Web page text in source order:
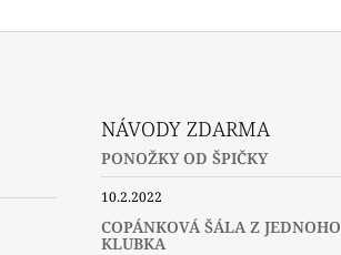
NÁVODY ZDARMA
PONOŽKY OD ŠPIČKY
10.2.2022
COPÁNKOVÁ ŠÁLA Z JEDNOHO
KLUBKA